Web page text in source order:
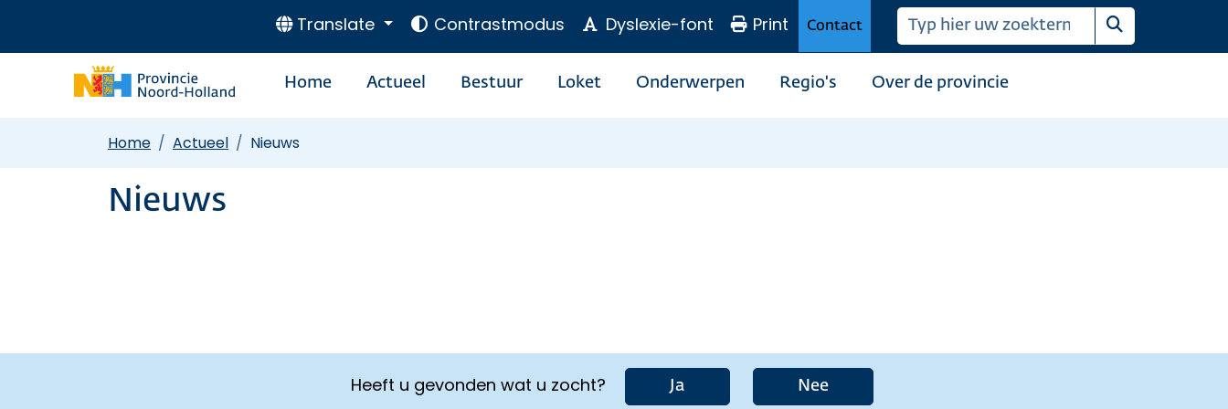
Translate Contrastmodus Dyslexie-font Print Contact
Zoeken
Home Actueel Bestuur Loket Onderwerpen Regio's Over de provincie
Home Actueel Nieuws
Nieuws
Heeft u gevonden wat u zocht? Ja Nee